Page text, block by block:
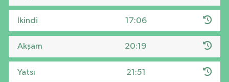
İkindi 17:06
Akşam 20:19
Yatsı 21:51